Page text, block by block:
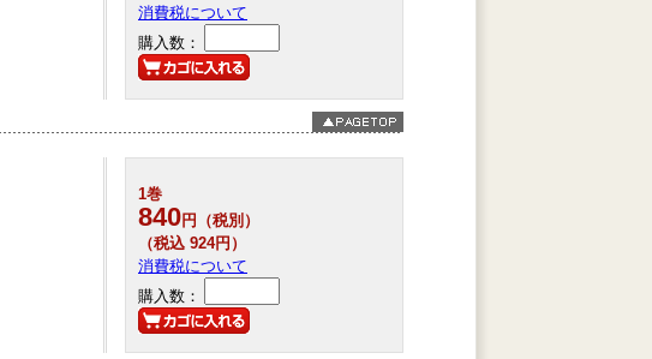
消費税について
購入数：
1巻
840円（税別）
（税込 924円）
消費税について
購入数：